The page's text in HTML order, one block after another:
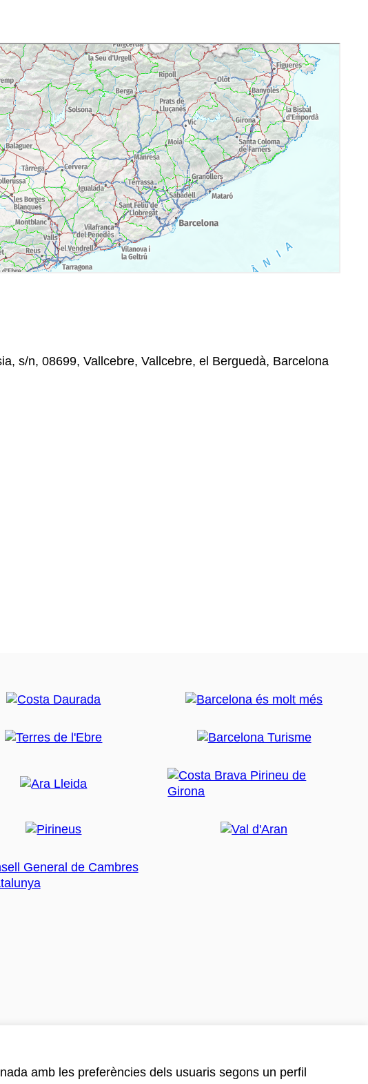
s/n, 08699, Vallcebre, Vallcebre, el Berguedà, Barcelona
amb les preferències dels usuaris segons un perfil